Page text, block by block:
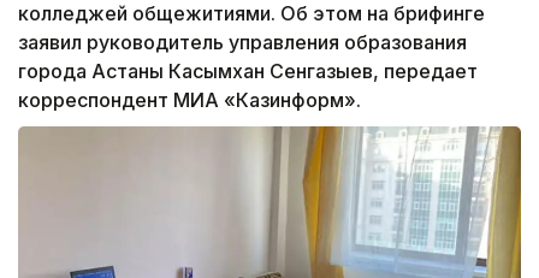
колледжей общежитиями. Об этом на брифинге
заявил руководитель управления образования
города Астаны Касымхан Сенгазыев, передает
корреспондент МИА «Казинформ».